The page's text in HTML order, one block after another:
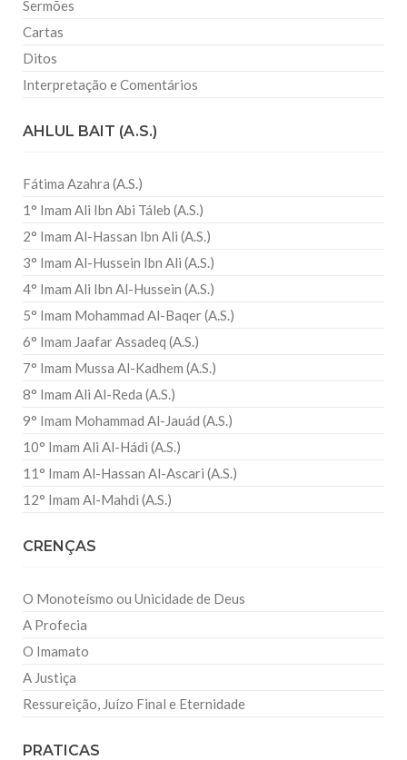
Sermões
Cartas
Ditos
Interpretação e Comentários
AHLUL BAIT (A.S.)
Fátima Azahra (A.S.)
1° Imam Ali Ibn Abi Táleb (A.S.)
2° Imam Al-Hassan Ibn Ali (A.S.)
3° Imam Al-Hussein Ibn Ali (A.S.)
4° Imam Ali Ibn Al-Hussein (A.S.)
5° Imam Mohammad Al-Baqer (A.S.)
6° Imam Jaafar Assadeq (A.S.)
7° Imam Mussa Al-Kadhem (A.S.)
8° Imam Ali Al-Reda (A.S.)
9° Imam Mohammad Al-Jauád (A.S.)
10° Imam Ali Al-Hádi (A.S.)
11° Imam Al-Hassan Al-Ascari (A.S.)
12° Imam Al-Mahdi (A.S.)
CRENÇAS
O Monoteísmo ou Unicidade de Deus
A Profecia
O Imamato
A Justiça
Ressureição, Juízo Final e Eternidade
PRATICAS